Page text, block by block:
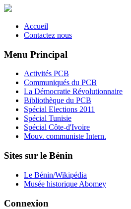
Accueil
Contactez nous
Menu Principal
Activités PCB
Communiqués du PCB
La Démocratie Révolutionnaire
Bibliothèque du PCB
Spécial Elections 2011
Spécial Tunisie
Spécial Côte-d'Ivoire
Mouv. communiste Intern.
Sites sur le Bénin
Le Bénin/Wikipédia
Musée historique Abomey
Connexion